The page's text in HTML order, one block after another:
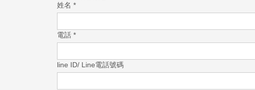
姓名 *
電話 *
line ID/ Line電話號碼